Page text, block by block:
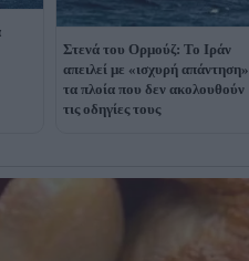
Στενά του Ορμούζ: Το Ιράν
απειλεί με «ισχυρή απάντηση»
τα πλοία που δεν ακολουθούν
τις οδηγίες τους